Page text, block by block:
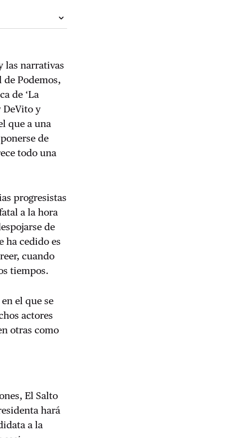
las narrativas
Podemos,
de ‘La
DeVito y
que a una
de
todo una
progresistas
a la hora
de
ha cedido es
cuando
tiempos.
el que se
actores
otras como
El Salto
hará
a la